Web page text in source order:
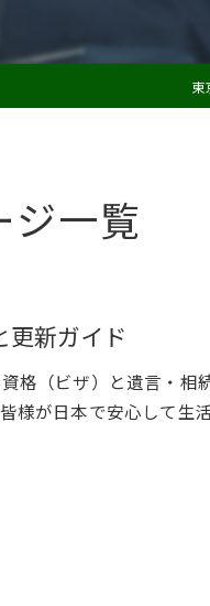
東
ジ一覧
更新ガイド
格（ビザ）と遺言・相
様が日本で安心して